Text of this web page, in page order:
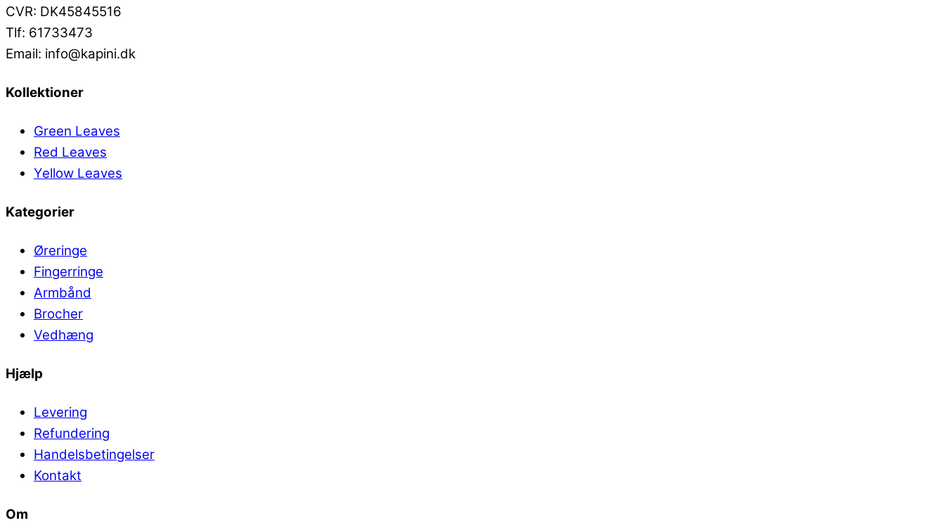
CVR: DK45845516
Tlf: 61733473
Email: info@kapini.dk
Kollektioner
Green Leaves
Red Leaves
Yellow Leaves
Kategorier
Øreringe
Fingerringe
Armbånd
Brocher
Vedhæng
Hjælp
Levering
Refundering
Handelsbetingelser
Kontakt
Om